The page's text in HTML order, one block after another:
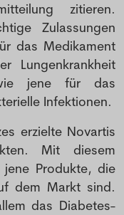
zitieren.
Zulassungen
das Medikament
Lungenkrankheit
jene für das
Infektionen.
erzielte Novartis
Mit diesem
jene Produkte, die
dem Markt sind.
das Diabetes-